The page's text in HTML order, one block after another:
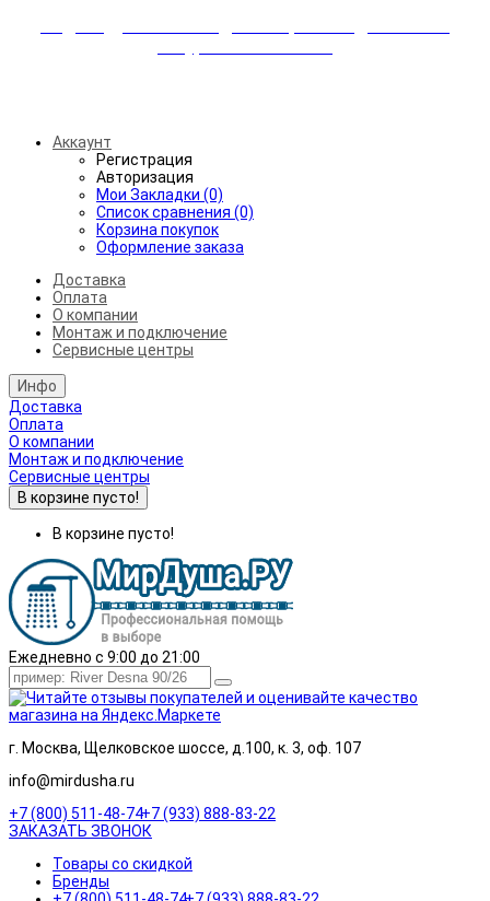
Аккаунт
Регистрация
Авторизация
Мои Закладки (0)
Список сравнения (0)
Корзина покупок
Оформление заказа
Доставка
Оплата
О компании
Монтаж и подключение
Сервисные центры
Инфо
Доставка
Оплата
О компании
Монтаж и подключение
Сервисные центры
В корзине пусто!
В корзине пусто!
Ежедневно с 9:00 до 21:00
г. Москва, Щелковское шоссе, д.100, к. 3, оф. 107
info@mirdusha.ru
+7 (800) 511-48-74+7 (933) 888-83-22
ЗАКАЗАТЬ ЗВОНОК
Товары со скидкой
Бренды